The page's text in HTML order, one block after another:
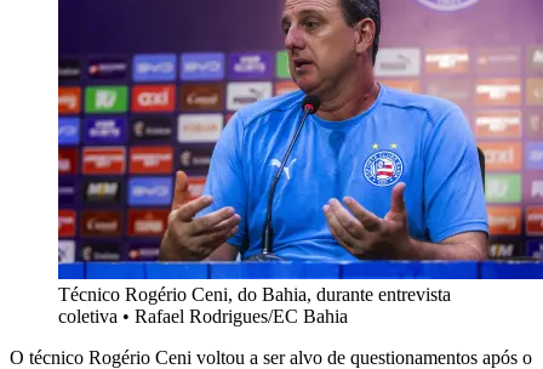
Técnico Rogério Ceni, do Bahia, durante entrevista
coletiva • Rafael Rodrigues/EC Bahia
O técnico Rogério Ceni voltou a ser alvo de questionamentos após o